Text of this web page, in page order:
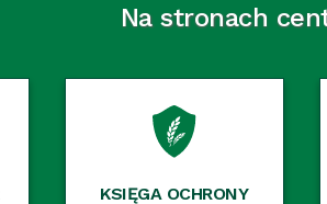
Na stronach
KSIĘGA OCHRONY